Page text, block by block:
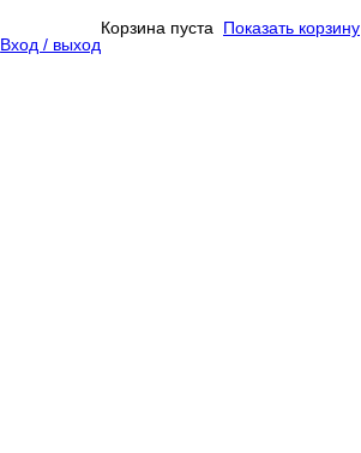
Корзина пуста
Показать корзину
Вход / выход